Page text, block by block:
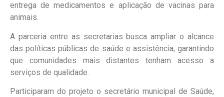
entrega de medicamentos e aplicação de vacinas para
animais.
A parceria entre as secretarias busca ampliar o alcance
das políticas públicas de saúde e assistência, garantindo
que comunidades mais distantes tenham acesso a
serviços de qualidade.
Participaram do projeto o secretário municipal de Saúde,